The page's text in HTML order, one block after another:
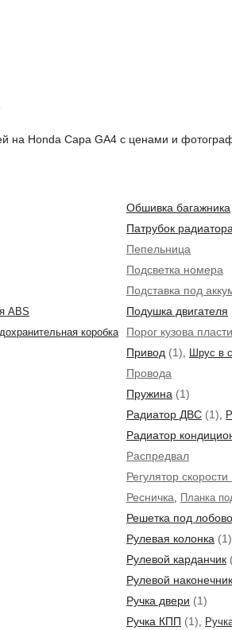
на Honda Capa GA4 с ценами и
Обшивка багажника
Патрубок
Пепельница
Подсветка номера
Подставка под
ABS Подушка двигателя
коробка Порог кузова
Привод (1), Шрус в
Провода
Пружина (1)
Радиатор ДВС (1),
Радиатор
Распредвал
Регулятор
Ресничка, Планка
Решетка под
Рулевая колонка (1)
Рулевой карданчик
Рулевой наконечник
Ручка двери (1)
Ручка КПП (1),